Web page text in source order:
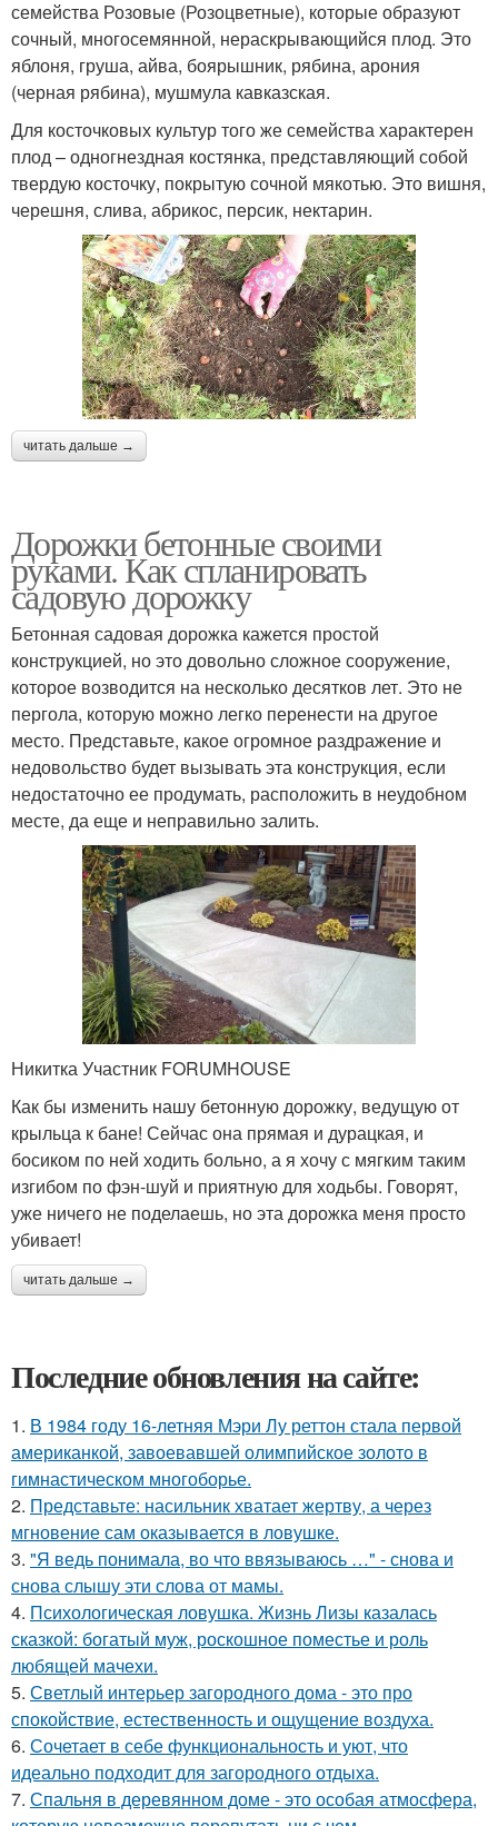
семейства Розовые (Розоцветные), которые образуют
сочный, многосемянной, нераскрывающийся плод. Это
яблоня, груша, айва, боярышник, рябина, арония
(черная рябина), мушмула кавказская.
Для косточковых культур того же семейства характерен
плод – одногнездная костянка, представляющий собой
твердую косточку, покрытую сочной мякотью. Это вишня,
черешня, слива, абрикос, персик, нектарин.
читать дальше →
Дорожки бетонные своими
руками. Как спланировать
садовую дорожку
Бетонная садовая дорожка кажется простой
конструкцией, но это довольно сложное сооружение,
которое возводится на несколько десятков лет. Это не
пергола, которую можно легко перенести на другое
место. Представьте, какое огромное раздражение и
недовольство будет вызывать эта конструкция, если
недостаточно ее продумать, расположить в неудобном
месте, да еще и неправильно залить.
Никитка Участник FORUMHOUSE
Как бы изменить нашу бетонную дорожку, ведущую от
крыльца к бане! Сейчас она прямая и дурацкая, и
босиком по ней ходить больно, а я хочу с мягким таким
изгибом по фэн-шуй и приятную для ходьбы. Говорят,
уже ничего не поделаешь, но эта дорожка меня просто
убивает!
читать дальше →
Последние обновления на сайте:
1. В 1984 году 16-летняя Мэри Лу реттон стала первой
американкой, завоевавшей олимпийское золото в
гимнастическом многоборье.
2. Представьте: насильник хватает жертву, а через
мгновение сам оказывается в ловушке.
3. "Я ведь понимала, во что ввязываюсь …" - снова и
снова слышу эти слова от мамы.
4. Психологическая ловушка. Жизнь Лизы казалась
сказкой: богатый муж, роскошное поместье и роль
любящей мачехи.
5. Светлый интерьер загородного дома - это про
спокойствие, естественность и ощущение воздуха.
6. Сочетает в себе функциональность и уют, что
идеально подходит для загородного отдыха.
7. Спальня в деревянном доме - это особая атмосфера,